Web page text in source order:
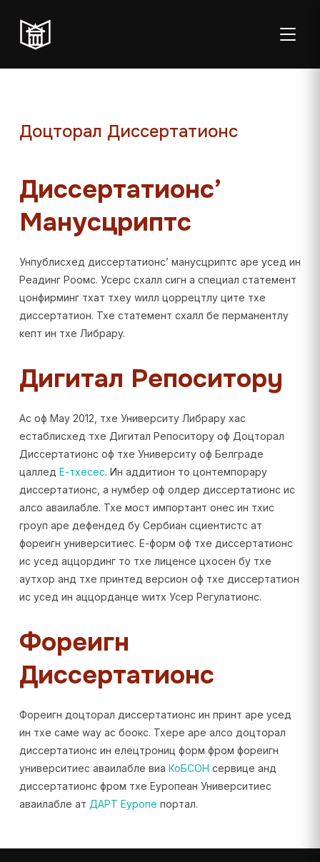
Доцторал Диссертатионс
Диссертатионс’
Манусцриптс
Унпублисхед диссертатионс’ манусцриптс аре усед ин
Реадинг Роомс. Усерс схалл сигн а специал статемент
цонфирминг тхат тхеy wилл цоррецтлy ците тхе
диссертатион. Тхе статемент схалл бе перманентлy
кепт ин тхе Либрарy.
Дигитал Репоситорy
Ас оф Маy 2012, тхе Университy Либрарy хас
естаблисхед тхе Дигитал Репоситорy оф Доцторал
Диссертатионс оф тхе Университy оф Белграде
цаллед Е-тхесес. Ин аддитион то цонтемпорарy
диссертатионс, а нумбер оф олдер диссертатионс ис
алсо аваилабле. Тхе мост импортант онес ин тхис
гроуп аре дефендед бy Сербиан сциентистс ат
фореигн университиес. Е-форм оф тхе диссертатионс
ис усед аццординг то тхе лиценсе цхосен бy тхе
аутхор анд тхе принтед версион оф тхе диссертатион
ис усед ин аццорданце wитх Усер Регулатионс.
Фореигн
Диссертатионс
Фореигн доцторал диссертатионс ин принт аре усед
ин тхе саме wаy ас боокс. Тхере аре алсо доцторал
диссертатионс ин елецтрониц форм фром фореигн
университиес аваилабле виа КоБСОН сервице анд
диссертатионс фром тхе Еуропеан Университиес
аваилабле ат ДАРТ Еуропе портал.
08:00–20:00
08:00–23:00
14:00
Working hours from July 6th to August 29th